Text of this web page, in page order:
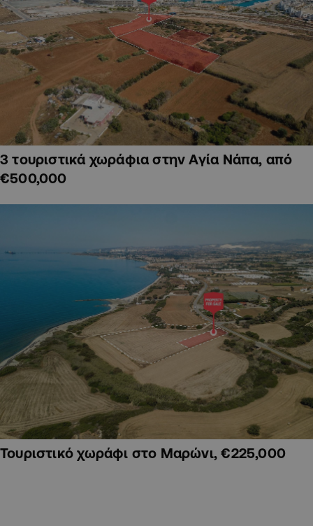
3 τουριστικά χωράφια στην Αγία Νάπα, από
€500,000
Τουριστικό χωράφι στο Μαρώνι, €225,000